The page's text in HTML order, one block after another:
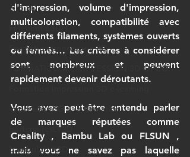
ziro 3D
Filament ESUN
Formation impression 3D
FORMATION À L’IMPRESSION 3D OPCO
impression 3D à la demande
partenairesLV3D
bambulab X2D
d'impression, volume d'impression,
multicoloration, compatibilité avec
différents filaments, systèmes ouverts
ou fermés… Les critères à considérer
sont nombreux et peuvent
rapidement devenir déroutants.
Vous avez peut-être entendu parler
Creality , Bambu Lab ou FLSUN ,
mais vous ne savez pas laquelle